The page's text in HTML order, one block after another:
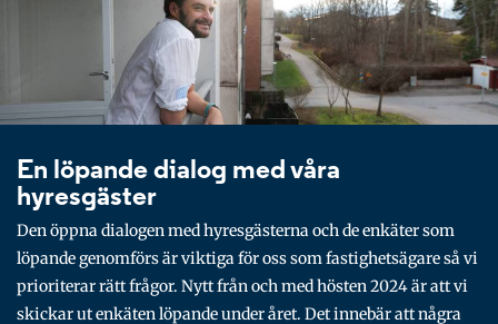
En löpande dialog med våra
hyresgäster
Den öppna dialogen med hyresgästerna och de enkäter som
löpande genomförs är viktiga för oss som fastighetsägare så vi
prioriterar rätt frågor. Nytt från och med hösten 2024 är att vi
skickar ut enkäten löpande under året. Det innebär att några